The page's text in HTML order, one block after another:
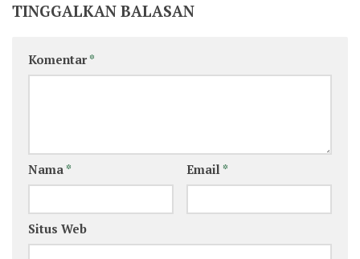
TINGGALKAN BALASAN
Komentar*
Nama * Email *
Situs Web